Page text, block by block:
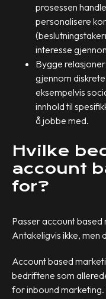
prosessen
personalisere
interesse
Bygge
gjennom
eksempelvis
innhold til
å jobbe med.
Hvilke
account
for?
Passer account
Antakeligvis ikke, men
Account based
bedriftene som
for inbound